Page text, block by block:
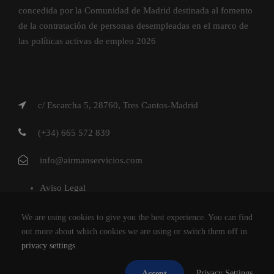
concedida por la Comunidad de Madrid destinada al fomento
de la contratación de personas desempleadas en el marco de
las políticas activas de empleo 2026
c/ Escarcha 5, 28760, Tres Cantos-Madrid
(+34) 665 572 839
info@airmanservicios.com
Aviso Legal
Política de Cookies
AIRMAN SERVICIOS DE RESTAURACION S.L.
We are using cookies to give you the best experience. You can find
out more about which cookies we are using or switch them off in
privacy settings.